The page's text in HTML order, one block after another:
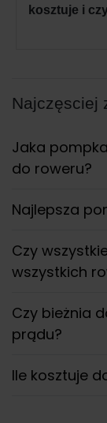
kosztuje i
Najczęsciej
Jaka
do roweru?
Najlepsza
Czy
wszystkich
Czy bieżnia
prądu?
Ile kosztuje